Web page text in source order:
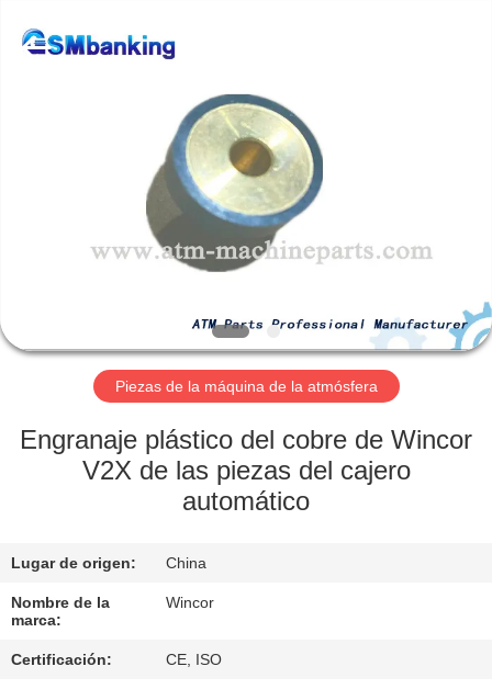
PRODUCTOS
SOBRE
VIAJE
LA
FÁBRICA
DE
CALIDAD
GSM
International
Piezas de la máquina de la atmósfera
Engranaje plástico del cobre de Wincor
V2X de las piezas del cajero
automático
Lugar de origen: China
Nombre de la
marca:
Wincor
Certificación: CE, ISO